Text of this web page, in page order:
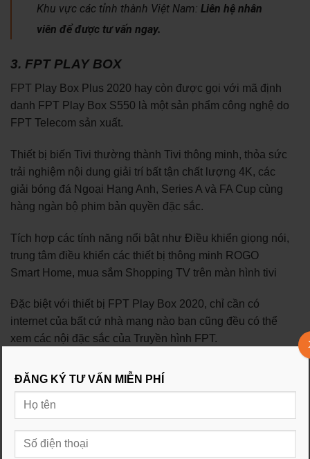
Khu vực các tỉnh thành Việt Nam: Liên hệ nhân
viên để được tư vấn ngay.
3. FPT PLAY BOX
FPT Play Box Plus 2020 hay còn được gọi với mã định
danh FPT Play Box S550 là một sản phẩm công nghệ do
FPT Telecom sản xuất.
Thiết bị biến Tivi thường thành Tivi thông minh, thỏa sức
trải nghiệm nội dung giải trí bất tận chất lượng 4K, các
giải bóng đá Ngoại Hạng Anh, Series A và FA Cup cùng
hàng ngàn bộ phim bản quyền đặc sắc.
Tích hợp các tính năng nổi bật như Điều khiển giọng nói,
trung tâm điều khiển các thiết bị thông minh ROGO
Smart Home, mua sắm Shopping TV trên màn hình tivi
Đặc biệt với thiết bị FPT Play Box 2020, chỉ cần có
internet của bất cứ nhà mạng nào bạn cũng đều có thể
xem các nội đặc sắc của Truyền hình FPT.
GIÁ THIẾT BỊ FPT PLAY BOX PLUS 2020 (mã S550)
GIÁ SẢN PHẨM: 1.690.000 VNĐ
ĐĂNG KÝ TƯ VẤN MIỄN PHÍ